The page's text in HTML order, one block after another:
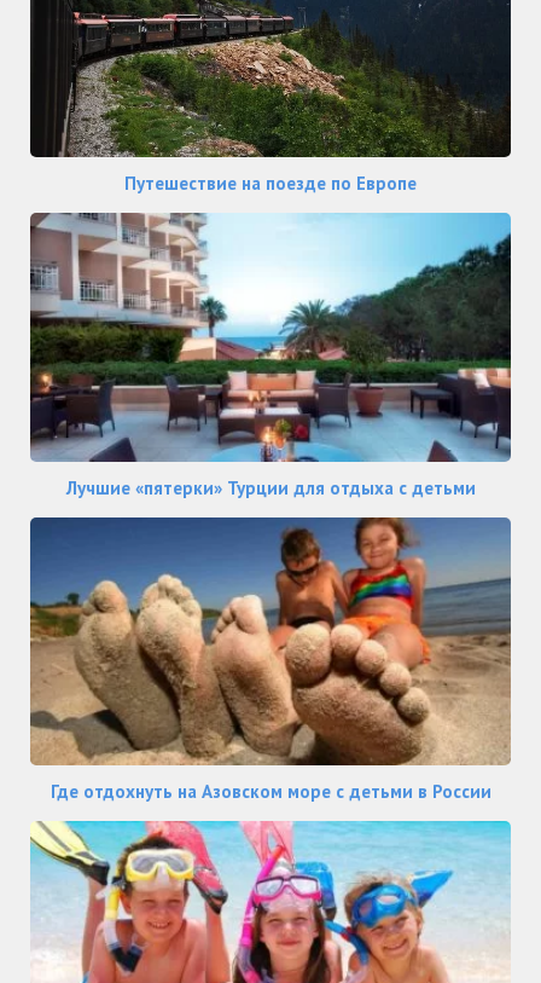
Путешествие на поезде по Европе
Лучшие «пятерки» Турции для отдыха с детьми
Где отдохнуть на Азовском море с детьми в России